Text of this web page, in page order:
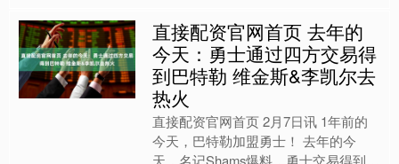
直接配资官网首页 去年的
今天：勇士通过四方交易得
到巴特勒 维金斯&李凯尔去
热火
直接配资官网首页 2月7日讯 1年前的
今天，巴特勒加盟勇士！ 去年的今